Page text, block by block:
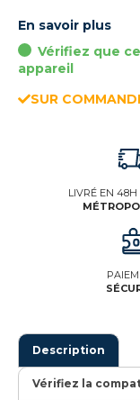
En savoir plus
Vérifiez que
appareil
SUR
LIVRÉ EN 48H
Description
Vérifiez la